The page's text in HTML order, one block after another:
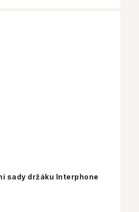
sady držáku Interphone